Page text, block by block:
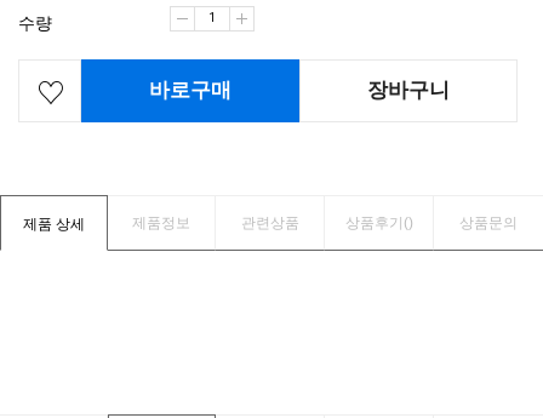
수량
바로구매 장바구니
제품 상세 제품정보 관련상품 상품후기() 상품문의